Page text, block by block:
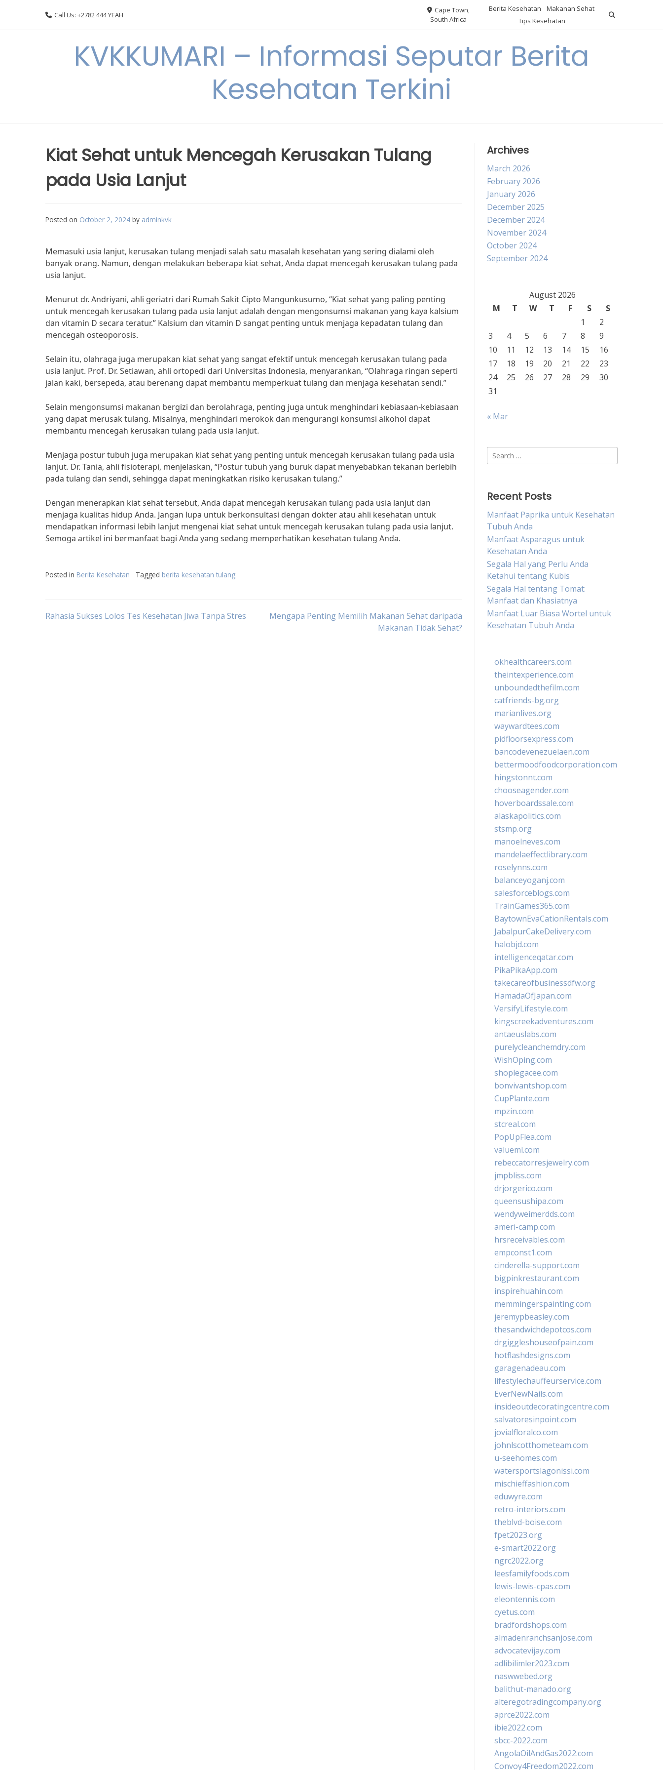
Call Us: +2782 444 YEAH
Cape Town,
South Africa
Berita Kesehatan
Makanan Sehat
Tips Kesehatan
KVKKUMARI – Informasi Seputar Berita
Kesehatan Terkini
Kiat Sehat untuk Mencegah Kerusakan Tulang
pada Usia Lanjut
Posted on October 2, 2024 by adminkvk
Memasuki usia lanjut, kerusakan tulang menjadi salah satu masalah kesehatan yang sering dialami oleh
banyak orang. Namun, dengan melakukan beberapa kiat sehat, Anda dapat mencegah kerusakan tulang pada
usia lanjut.
Menurut dr. Andriyani, ahli geriatri dari Rumah Sakit Cipto Mangunkusumo, “Kiat sehat yang paling penting
untuk mencegah kerusakan tulang pada usia lanjut adalah dengan mengonsumsi makanan yang kaya kalsium
dan vitamin D secara teratur.” Kalsium dan vitamin D sangat penting untuk menjaga kepadatan tulang dan
mencegah osteoporosis.
Selain itu, olahraga juga merupakan kiat sehat yang sangat efektif untuk mencegah kerusakan tulang pada
usia lanjut. Prof. Dr. Setiawan, ahli ortopedi dari Universitas Indonesia, menyarankan, “Olahraga ringan seperti
jalan kaki, bersepeda, atau berenang dapat membantu memperkuat tulang dan menjaga kesehatan sendi.”
Selain mengonsumsi makanan bergizi dan berolahraga, penting juga untuk menghindari kebiasaan-kebiasaan
yang dapat merusak tulang. Misalnya, menghindari merokok dan mengurangi konsumsi alkohol dapat
membantu mencegah kerusakan tulang pada usia lanjut.
Menjaga postur tubuh juga merupakan kiat sehat yang penting untuk mencegah kerusakan tulang pada usia
lanjut. Dr. Tania, ahli fisioterapi, menjelaskan, “Postur tubuh yang buruk dapat menyebabkan tekanan berlebih
pada tulang dan sendi, sehingga dapat meningkatkan risiko kerusakan tulang.”
Dengan menerapkan kiat sehat tersebut, Anda dapat mencegah kerusakan tulang pada usia lanjut dan
menjaga kualitas hidup Anda. Jangan lupa untuk berkonsultasi dengan dokter atau ahli kesehatan untuk
mendapatkan informasi lebih lanjut mengenai kiat sehat untuk mencegah kerusakan tulang pada usia lanjut.
Semoga artikel ini bermanfaat bagi Anda yang sedang memperhatikan kesehatan tulang Anda.
Posted in Berita Kesehatan Tagged berita kesehatan tulang
Post
Rahasia Sukses Lolos Tes Kesehatan Jiwa Tanpa Stres
Mengapa Penting Memilih Makanan Sehat daripada
Makanan Tidak Sehat?
Archives
March 2026
February 2026
January 2026
December 2025
December 2024
November 2024
October 2024
September 2024
August 2026
M
T W T F S
S
1
2
3
4 5 6 7 8
9
10
11 12 13 14 15
16
17
18 19 20 21 22
23
24
25 26 27 28 29
30
31
« Mar
Search
for:
Recent Posts
Manfaat Paprika untuk Kesehatan
Tubuh Anda
Manfaat Asparagus untuk
Kesehatan Anda
Segala Hal yang Perlu Anda
Ketahui tentang Kubis
Segala Hal tentang Tomat:
Manfaat dan Khasiatnya
Manfaat Luar Biasa Wortel untuk
Kesehatan Tubuh Anda
okhealthcareers.com
theintexperience.com
unboundedthefilm.com
catfriends-bg.org
marianlives.org
waywardtees.com
pidfloorsexpress.com
bancodevenezuelaen.com
bettermoodfoodcorporation.com
hingstonnt.com
chooseagender.com
hoverboardssale.com
alaskapolitics.com
stsmp.org
manoelneves.com
mandelaeffectlibrary.com
roselynns.com
balanceyoganj.com
salesforceblogs.com
TrainGames365.com
BaytownEvaCationRentals.com
JabalpurCakeDelivery.com
halobjd.com
intelligenceqatar.com
PikaPikaApp.com
takecareofbusinessdfw.org
HamadaOfJapan.com
VersifyLifestyle.com
kingscreekadventures.com
antaeuslabs.com
purelycleanchemdry.com
WishOping.com
shoplegacee.com
bonvivantshop.com
CupPlante.com
mpzin.com
stcreal.com
PopUpFlea.com
valueml.com
rebeccatorresjewelry.com
jmpbliss.com
drjorgerico.com
queensushipa.com
wendyweimerdds.com
ameri-camp.com
hrsreceivables.com
empconst1.com
cinderella-support.com
bigpinkrestaurant.com
inspirehuahin.com
memmingerspainting.com
jeremypbeasley.com
thesandwichdepotcos.com
drgiggleshouseofpain.com
hotflashdesigns.com
garagenadeau.com
lifestylechauffeurservice.com
EverNewNails.com
insideoutdecoratingcentre.com
salvatoresinpoint.com
jovialfloralco.com
johnlscotthometeam.com
u-seehomes.com
watersportslagonissi.com
mischieffashion.com
eduwyre.com
retro-interiors.com
theblvd-boise.com
fpet2023.org
e-smart2022.org
ngrc2022.org
leesfamilyfoods.com
lewis-lewis-cpas.com
eleontennis.com
cyetus.com
bradfordshops.com
almadenranchsanjose.com
advocatevijay.com
adlibilimler2023.com
naswwebed.org
balithut-manado.org
alteregotradingcompany.org
aprce2022.com
ibie2022.com
sbcc-2022.com
AngolaOilAndGas2022.com
Convoy4Freedom2022.com